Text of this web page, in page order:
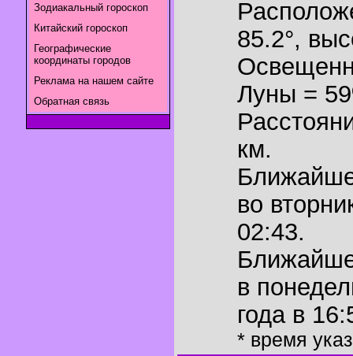
Зодиакальный гороскоп
Китайский гороскоп
Географические
координаты городов
Реклама на нашем сайте
Обратная связь
85.2°,
Луны =
км.
во
02:43.
в
года в
* время